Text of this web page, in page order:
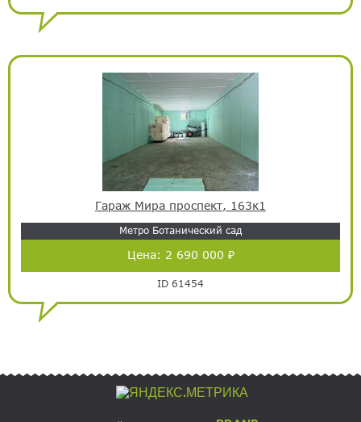
Гараж Мира проспект, 163к1
Метро Ботанический сад
Цена: 2 690 000 ₽
ID 61454